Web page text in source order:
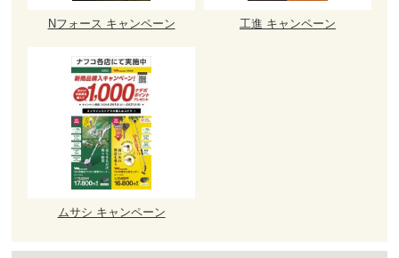
Nフォース キャンペーン 工進 キャンペーン
ムサシ キャンペーン